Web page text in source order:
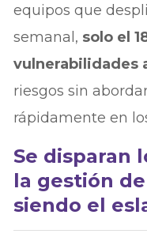
equipos que
semanal, solo el
vulnerabilidades
riesgos sin
rápidamente en
Se disparan
la gestión
siendo el